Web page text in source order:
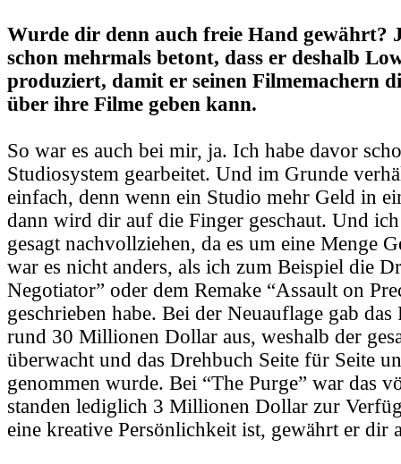
Wurde dir denn auch freie Hand gewährt?
schon mehrmals betont, dass er deshalb
produziert, damit er seinen Filmemachern
über ihre Filme geben kann.
So war es auch bei mir, ja. Ich habe davor
Studiosystem gearbeitet. Und im Grunde
einfach, denn wenn ein Studio mehr Geld in
dann wird dir auf die Finger geschaut. Und
gesagt nachvollziehen, da es um eine Menge
war es nicht anders, als ich zum Beispiel die
Negotiator” oder dem Remake “Assault on
geschrieben habe. Bei der Neuauflage gab
rund 30 Millionen Dollar aus, weshalb der
überwacht und das Drehbuch Seite für Seite
genommen wurde. Bei “The Purge” war das
standen lediglich 3 Millionen Dollar zur
eine kreative Persönlichkeit ist, gewährt er dir